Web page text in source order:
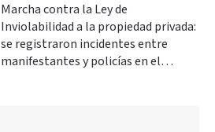
Marcha contra la Ley de
Inviolabilidad a la propiedad privada:
se registraron incidentes entre
manifestantes y policías en el